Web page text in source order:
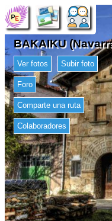
BAKAIKU
Ver fotos Subir foto
Foro
Comparte una ruta
Colaboradores